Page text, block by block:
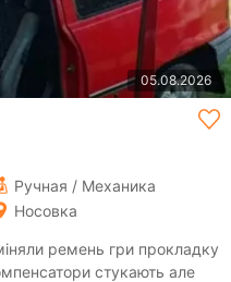
05.08.2026
Ручная / Механика
Носовка
ремень гри прокладку
стукають але